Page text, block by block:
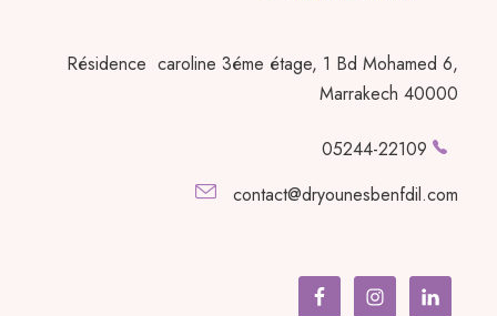
Résidence caroline 3éme étage, 1 Bd Mohamed 6,
Marrakech 40000
contact@dryounesbenfdil.com